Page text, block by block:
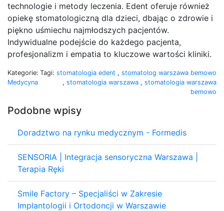
technologie i metody leczenia. Edent oferuje również
opiekę stomatologiczną dla dzieci, dbając o zdrowie i
piękno uśmiechu najmłodszych pacjentów.
Indywidualne podejście do każdego pacjenta,
profesjonalizm i empatia to kluczowe wartości kliniki.
Kategorie:
Medycyna
Tagi: stomatologia edent , stomatolog warszawa bemowo
, stomatologia warszawa , stomatologia warszawa
bemowo
Podobne wpisy
Doradztwo na rynku medycznym - Formedis
SENSORIA | Integracja sensoryczna Warszawa |
Terapia Ręki
Smile Factory – Specjaliści w Zakresie
Implantologii i Ortodoncji w Warszawie